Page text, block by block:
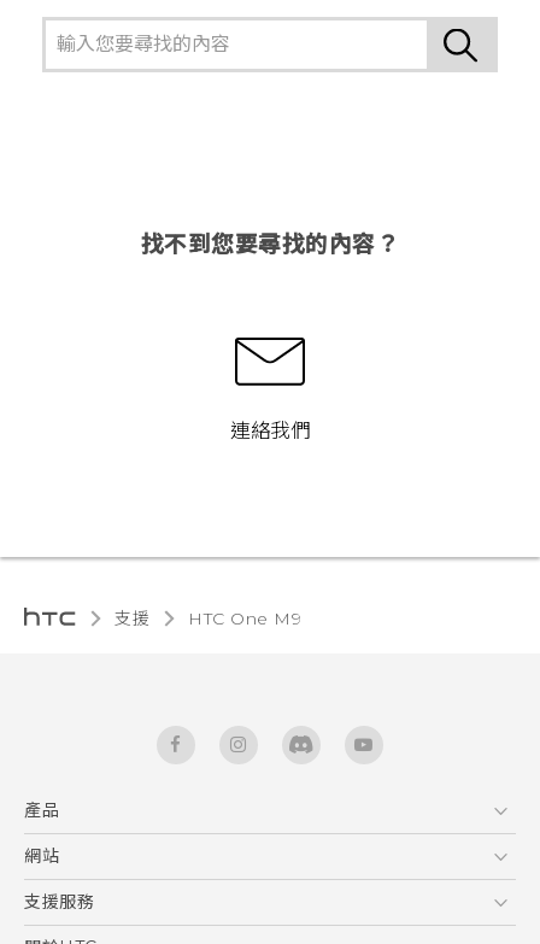
找不到您要尋找的內容？
連絡我們
支援 HTC One M9‎
新功能(Android 7 Nougat)
產品
5G
智能手機
區塊鍊手機
網站
HTC Dev
HTC Research
支援服務